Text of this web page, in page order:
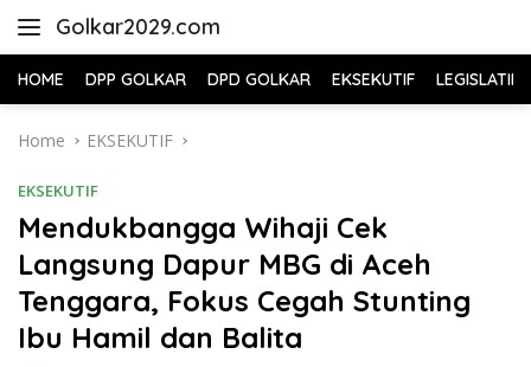
Golkar2029.com
HOME DPP GOLKAR DPD GOLKAR EKSEKUTIF LEGISLATIF
Home EKSEKUTIF
EKSEKUTIF
Mendukbangga Wihaji Cek
Langsung Dapur MBG di Aceh
Tenggara, Fokus Cegah Stunting
Ibu Hamil dan Balita